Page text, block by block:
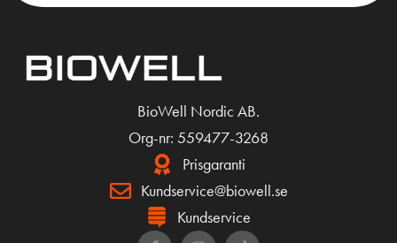
BioWell Nordic AB.
Org-nr: 559477-3268
Prisgaranti
Kundservice@biowell.se
Kundservice